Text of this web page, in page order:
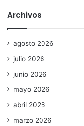
Archivos
agosto 2026
julio 2026
junio 2026
mayo 2026
abril 2026
marzo 2026